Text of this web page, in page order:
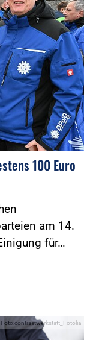
100 Euro
am 14.
für…
Foto:contrastwerkstatt_Fotolia